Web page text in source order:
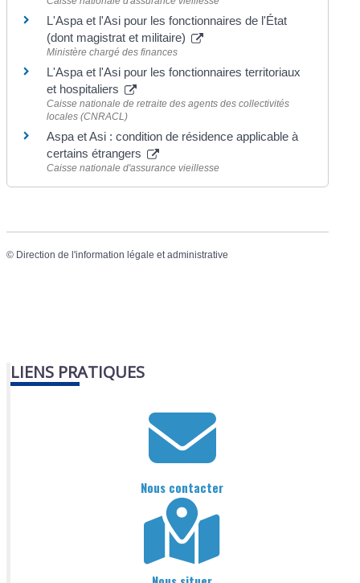
L'Aspa et l'Asi pour les fonctionnaires de l'État
(dont magistrat et militaire)
Ministère chargé des finances
L'Aspa et l'Asi pour les fonctionnaires territoriaux
et hospitaliers
Caisse nationale de retraite des agents des collectivités
locales (CNRACL)
Aspa et Asi : condition de résidence applicable à
certains étrangers
Caisse nationale d'assurance vieillesse
© Direction de l'information légale et administrative
LIENS PRATIQUES
Nous contacter